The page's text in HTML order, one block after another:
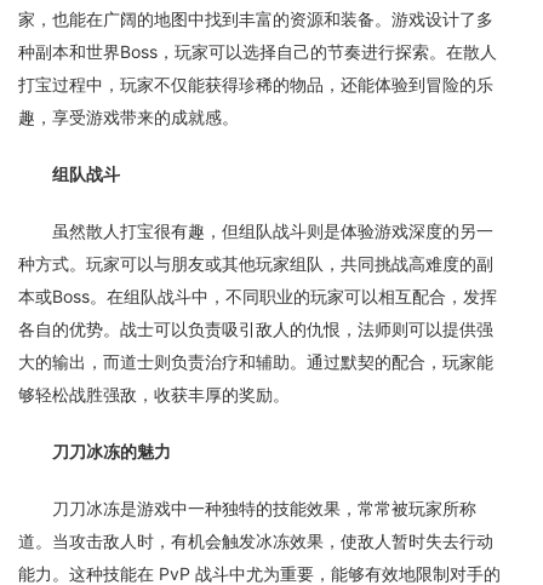
家，也能在广阔的地图中找到丰富的资源和装备。游戏设计了多
种副本和世界Boss，玩家可以选择自己的节奏进行探索。在散人
打宝过程中，玩家不仅能获得珍稀的物品，还能体验到冒险的乐
趣，享受游戏带来的成就感。
组队战斗
虽然散人打宝很有趣，但组队战斗则是体验游戏深度的另一
种方式。玩家可以与朋友或其他玩家组队，共同挑战高难度的副
本或Boss。在组队战斗中，不同职业的玩家可以相互配合，发挥
各自的优势。战士可以负责吸引敌人的仇恨，法师则可以提供强
大的输出，而道士则负责治疗和辅助。通过默契的配合，玩家能
够轻松战胜强敌，收获丰厚的奖励。
刀刀冰冻的魅力
刀刀冰冻是游戏中一种独特的技能效果，常常被玩家所称
道。当攻击敌人时，有机会触发冰冻效果，使敌人暂时失去行动
能力。这种技能在 PvP 战斗中尤为重要，能够有效地限制对手的